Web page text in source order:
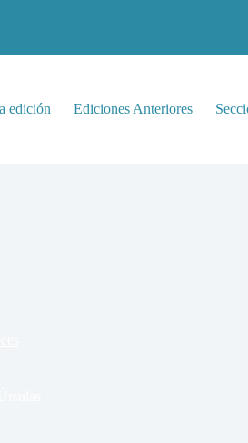
edición Ediciones Anteriores